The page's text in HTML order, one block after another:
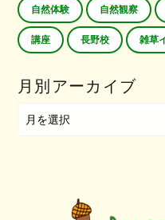
自然体験 自然観察
講座 長野校 雑草
月別アーカイブ